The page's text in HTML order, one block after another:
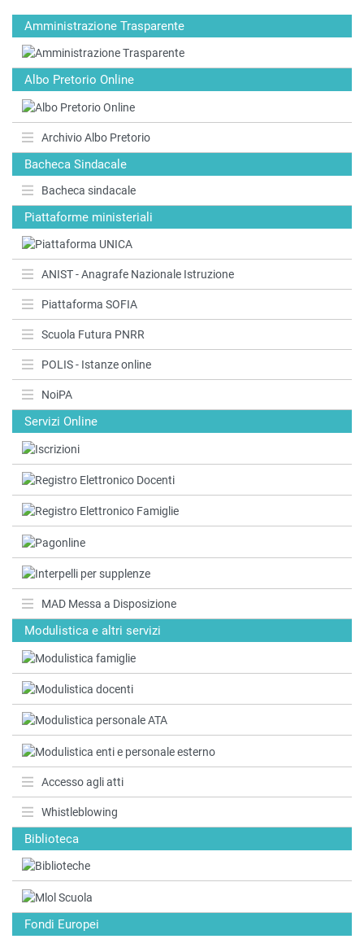
Amministrazione Trasparente
Albo Pretorio Online
Archivio Albo Pretorio
Bacheca Sindacale
Bacheca sindacale
Piattaforme ministeriali
ANIST - Anagrafe Nazionale Istruzione
Piattaforma SOFIA
Scuola Futura PNRR
POLIS - Istanze online
NoiPA
Servizi Online
MAD Messa a Disposizione
Modulistica e altri servizi
Accesso agli atti
Whistleblowing
Biblioteca
Fondi Europei